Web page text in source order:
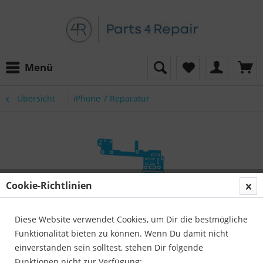
Menü
Übersicht iPhone 7 Reparatur
Cookie-Richtlinien
Diese Website verwendet Cookies, um Dir die bestmögliche
Funktionalität bieten zu können. Wenn Du damit nicht
einverstanden sein solltest, stehen Dir folgende